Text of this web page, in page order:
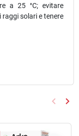
a 25 °C; evitare
raggi solari e tenere
keyboard_arrow_left keyboard_arrow_right